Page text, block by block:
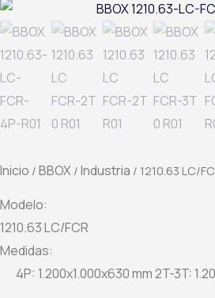
Inicio / BBOX / Industria / 1210.63 LC/
Modelo:
1210.63 LC/FCR
Medidas:
4P: 1.200x1.000x630 mm 2T-3T: